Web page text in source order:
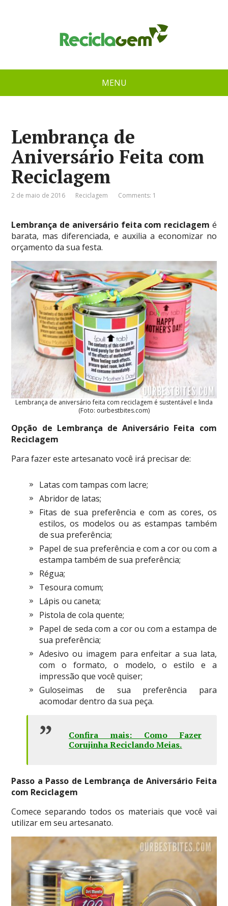
MENU
Lembrança de
Aniversário Feita com
Reciclagem
2 de maio de 2016 Reciclagem Comments: 1
Lembrança de aniversário feita com reciclagem é
barata, mas diferenciada, e auxilia a economizar no
orçamento da sua festa.
Lembrança de aniversário feita com reciclagem é sustentável e linda
(Foto: ourbestbites.com)
Opção de Lembrança de Aniversário Feita com
Reciclagem
Para fazer este artesanato você irá precisar de:
Latas com tampas com lacre;
Abridor de latas;
Fitas de sua preferência e com as cores, os
estilos, os modelos ou as estampas também
de sua preferência;
Papel de sua preferência e com a cor ou com a
estampa também de sua preferência;
Régua;
Tesoura comum;
Lápis ou caneta;
Pistola de cola quente;
Papel de seda com a cor ou com a estampa de
sua preferência;
Adesivo ou imagem para enfeitar a sua lata,
com o formato, o modelo, o estilo e a
impressão que você quiser;
Guloseimas de sua preferência para
acomodar dentro da sua peça.
Confira mais: Como Fazer
Corujinha Reciclando Meias.
Passo a Passo de Lembrança de Aniversário Feita
com Reciclagem
Comece separando todos os materiais que você vai
utilizar em seu artesanato.